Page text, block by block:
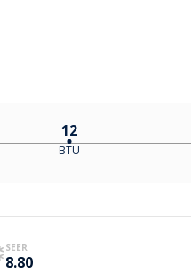
12
BTU
SEER
8.80